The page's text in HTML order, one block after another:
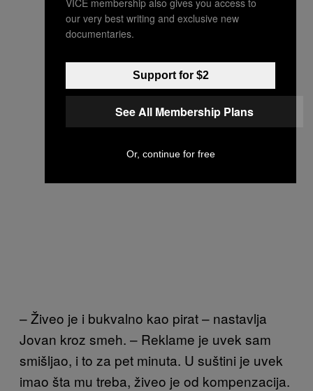
– Živeo je i bukvalno kao pirat – nastavlja
Jovan kroz smeh. – Reklame je uvek sam
smišljao, i to za pet minuta. U suštini je uvek
imao šta mu treba, živeo je od kompenzacija.
our very best writing and exclusive new
documentaries.
Support for $2
See All Membership Plans
Or, continue for free